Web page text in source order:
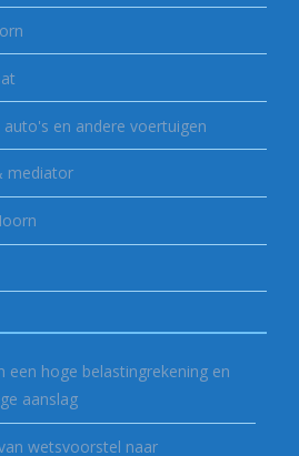
en andere voertuigen
mediator
een hoge belastingrekening en
aanslag
wetsvoorstel naar